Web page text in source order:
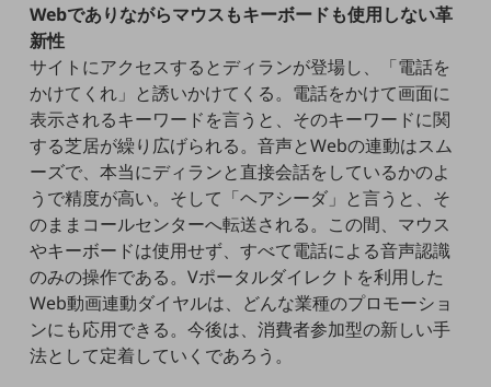
職場環境整備
地域共創・地方創生
セキュリティ対策
遠隔監視
顧客体験（CX）改善
自動化・省電化
人材不足解消
業種・業態で探す
業種・業態で探すTOP
自治体
Webでありながらマウスもキーボードも使用しない革
新性
サイトにアクセスするとディランが登場し、「電話を
かけてくれ」と誘いかけてくる。電話をかけて画面に
表示されるキーワードを言うと、そのキーワードに関
する芝居が繰り広げられる。音声とWebの連動はスム
ーズで、本当にディランと直接会話をしているかのよ
うで精度が高い。そして「ヘアシーダ」と言うと、そ
のままコールセンターへ転送される。この間、マウス
やキーボードは使用せず、すべて電話による音声認識
のみの操作である。Vポータルダイレクトを利用した
Web動画連動ダイヤルは、どんな業種のプロモーショ
ンにも応用できる。今後は、消費者参加型の新しい手
法として定着していくであろう。